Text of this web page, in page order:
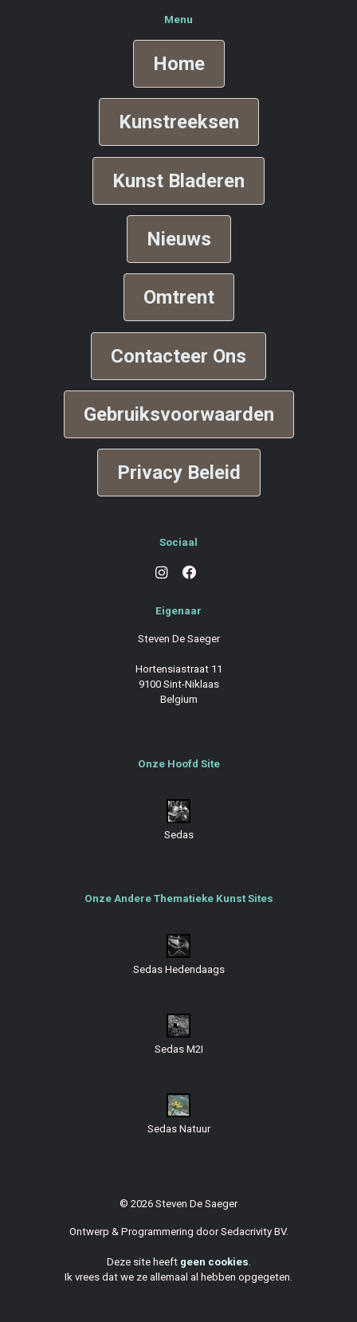
Menu
Home
Kunstreeksen
Kunst Bladeren
Nieuws
Omtrent
Contacteer Ons
Gebruiksvoorwaarden
Privacy Beleid
Sociaal
Eigenaar
Steven De Saeger
Hortensiastraat 11
9100 Sint-Niklaas
Belgium
Onze Hoofd Site
Sedas
Onze Andere Thematieke Kunst Sites
Sedas Hedendaags
Sedas M2I
Sedas Natuur
© 2026 Steven De Saeger
Ontwerp & Programmering doorSedacrivity BV.
Deze site heeft geen cookies.
Ik vrees dat we ze allemaal al hebben opgegeten.